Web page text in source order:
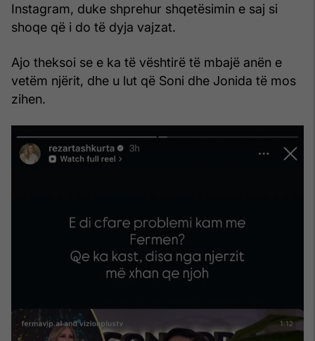
Instagram, duke shprehur shqetësimin e saj si
shoqe që i do të dyja vajzat.
Ajo theksoi se e ka të vështirë të mbajë anën e
vetëm njërit, dhe u lut që Soni dhe Jonida të mos
zihen.